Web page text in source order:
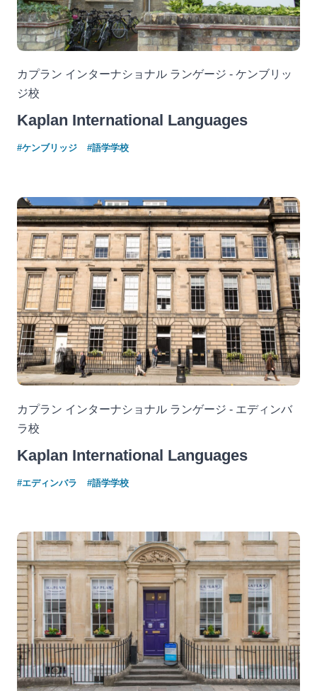
カプラン インターナショナル ランゲージ - ケンブリッ
ジ校
Kaplan International Languages
#ケンブリッジ #語学学校
カプラン インターナショナル ランゲージ - エディンバ
ラ校
Kaplan International Languages
#エディンバラ #語学学校